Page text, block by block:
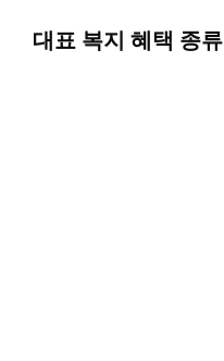
대표 복지 혜택 종류